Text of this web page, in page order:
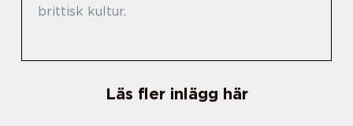
brittisk kultur.
Läs fler inlägg här